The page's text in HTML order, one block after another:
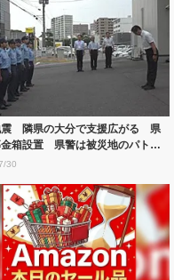
震 隣県の大分で支援広がる 県
箱設置 県警は被災地のパトロ
...
30